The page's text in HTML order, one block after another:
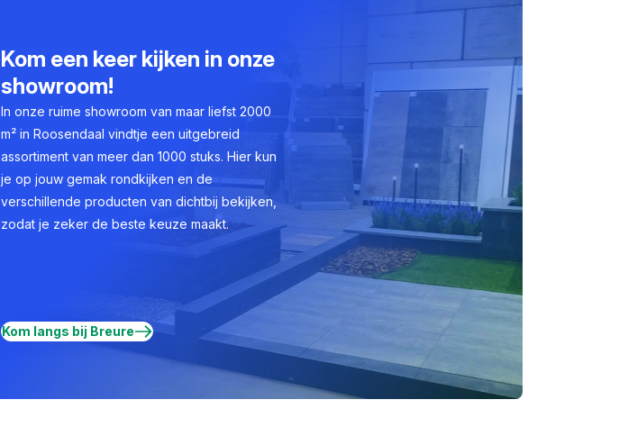
Kom een keer kijken in onze
showroom!
In onze ruime showroom van maar liefst 2000
m² in Roosendaal vindtje een uitgebreid
assortiment van meer dan 1000 stuks. Hier kun
je op jouw gemak rondkijken en de
verschillende producten van dichtbij bekijken,
zodat je zeker de beste keuze maakt.
Kom langs bij Breure